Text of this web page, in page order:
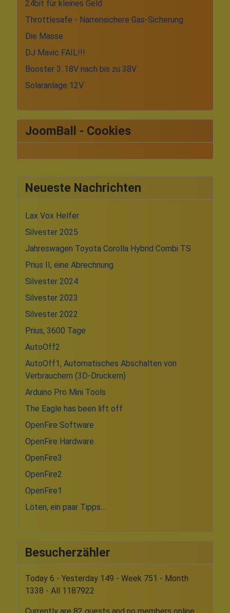
Neueste Nachrichten
Lax Vox Helfer
Silvester 2025
Jahreswagen Toyota Corolla Hybrid Combi TS
Prius II, eine Abrechnung
Silvester 2024
Silvester 2023
Silvester 2022
Prius, 3600 Tage
AutoOff2
AutoOff1, Automatisches Abschalten von
Verbrauchern (3D-Druckern)
Arduino Pro Mini Tools
The Eagle has been lift off
OpenFire Software
OpenFire Hardware
OpenFire3
OpenFire2
OpenFire1
Löten, ein paar Tipps...
Besucherzähler
Today 6 - Yesterday 149 - Week 751 - Month
1338 - All 1187922
Currently are 82 guests and no members online
24bit für kleines Geld
Throttlesafe - Narrensichere Gas-Sicherung
Die Masse
DJ Mavic FAIL!!!
Booster 3..18V nach bis zu 38V
Solaranlage 12V
JoomBall - Cookies